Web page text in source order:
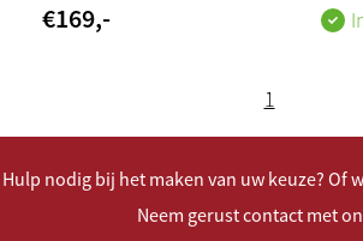
€169,-
1
Hulp nodig bij het maken van uw keuze? Of
Neem gerust contact met